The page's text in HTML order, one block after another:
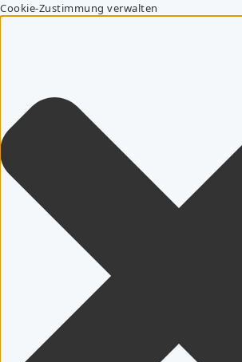
Cookie-Zustimmung verwalten